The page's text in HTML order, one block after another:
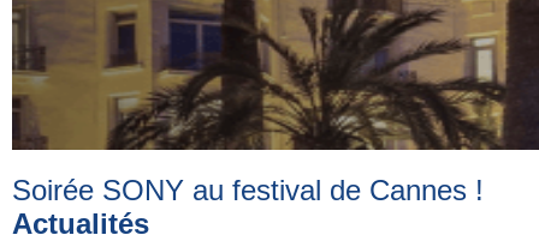
Soirée SONY au festival de Cannes !
Actualités